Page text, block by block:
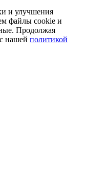
и улучшения
файлы cookie и
Продолжая
нашей политикой